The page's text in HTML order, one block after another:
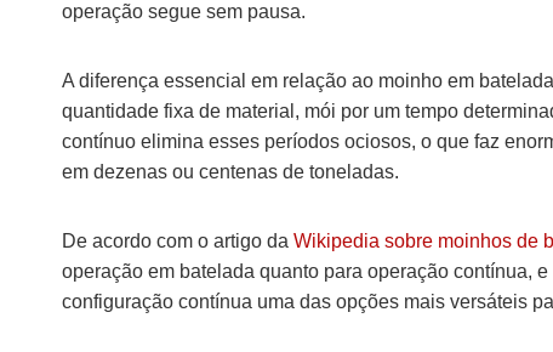
operação segue sem pausa.
A diferença essencial em relação ao moinho em
quantidade fixa de material, mói por um tempo
contínuo elimina esses períodos ociosos, o que faz
em dezenas ou centenas de toneladas.
De acordo com o artigo da Wikipedia sobre moinhos de
operação em batelada quanto para operação contínua,
configuração contínua uma das opções mais versáteis